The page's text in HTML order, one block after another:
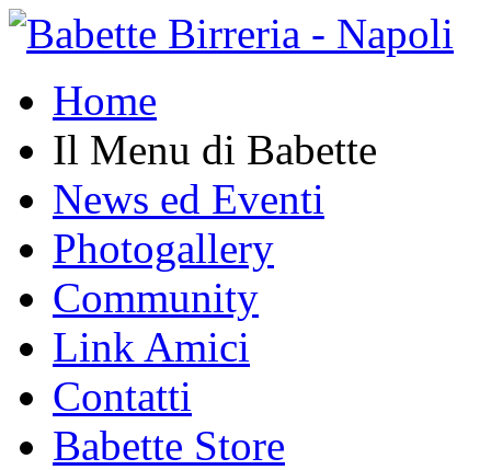
Home
Il Menu di Babette
News ed Eventi
Photogallery
Community
Link Amici
Contatti
Babette Store